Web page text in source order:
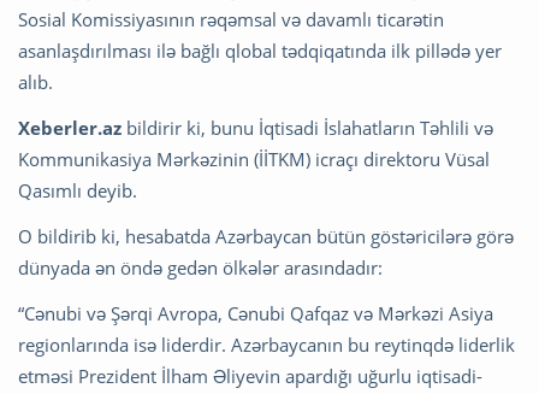
Sosial Komissiyasının rəqəmsal və davamlı ticarətin
asanlaşdırılması ilə bağlı qlobal tədqiqatında ilk pillədə yer
alıb.
Xeberler.az bildirir ki, bunu İqtisadi İslahatların Təhlili və
Kommunikasiya Mərkəzinin (İİTKM) icraçı direktoru Vüsal
Qasımlı deyib.
O bildirib ki, hesabatda Azərbaycan bütün göstəricilərə görə
dünyada ən öndə gedən ölkələr arasındadır:
“Cənubi və Şərqi Avropa, Cənubi Qafqaz və Mərkəzi Asiya
regionlarında isə liderdir. Azərbaycanın bu reytinqdə liderlik
etməsi Prezident İlham Əliyevin apardığı uğurlu iqtisadi-